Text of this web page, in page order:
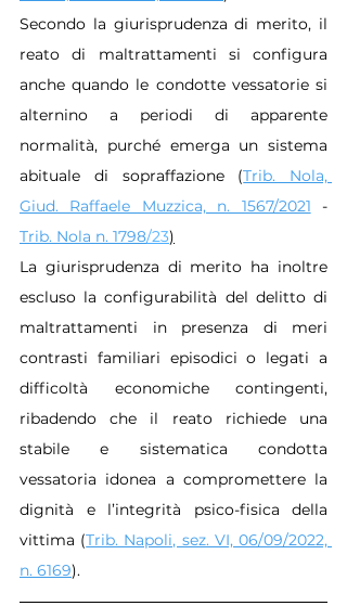
Secondo la giurisprudenza di merito, il
reato di maltrattamenti si configura
anche quando le condotte vessatorie si
alternino a periodi di apparente
normalità, purché emerga un sistema
abituale di sopraffazione (Trib. Nola,
Giud. Raffaele Muzzica, n. 1567/2021
Trib. Nola n. 1798/23)
La giurisprudenza di merito ha inoltre
escluso la configurabilità del delitto di
maltrattamenti in presenza di meri
contrasti familiari episodici o legati a
difficoltà economiche contingenti,
ribadendo che il reato richiede una
stabile e sistematica condotta
vessatoria idonea a compromettere la
dignità e l’integrità psico-fisica della
vittima (Trib. Napoli, sez. VI, 06/09/2022,
n. 6169).